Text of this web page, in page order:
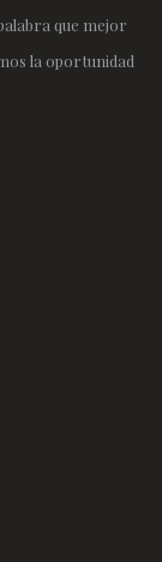
que mejor
la oportunidad